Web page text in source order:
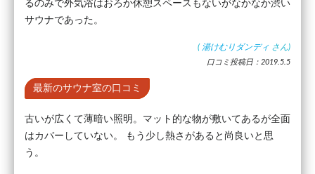
るのみで外気浴はおろか休憩スペースもないがなかなか渋い
サウナであった。
( 湯けむりダンディ さん)
口コミ投稿日：2019.5.5
最新のサウナ室の口コミ
古いが広くて薄暗い照明。マット的な物が敷いてあるが全面
はカバーしていない。 もう少し熱さがあると尚良いと思
う。